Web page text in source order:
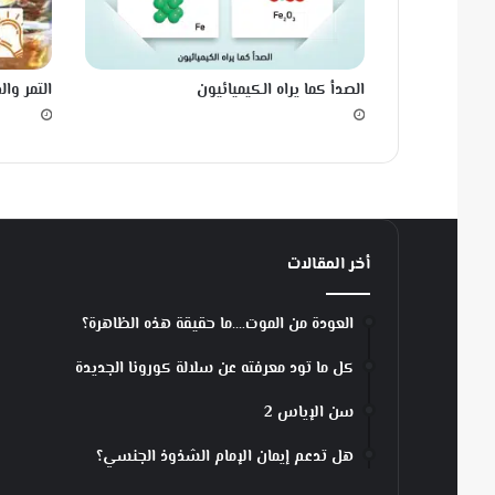
خ
ا
ل
ة
ا
ط
ل
الصدأ كما يراه الكيميائيون التمر
أخر المقالات
العودة من الموت….ما حقيقة هذه الظاهرة؟
كل ما تود معرفته عن سلالة كورونا الجديدة
سن الإياس 2
هل تدعم إيمان الإمام الشذوذ الجنسي؟